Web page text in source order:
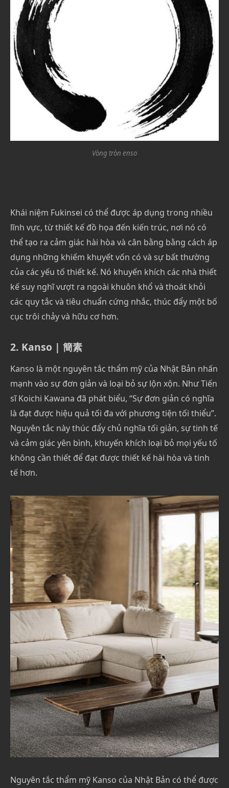
Vòng tròn enso
Khái niệm Fukinsei có thể được áp dụng trong nhiều
lĩnh vực, từ thiết kế đồ họa đến kiến ​​trúc, nơi nó có
thể tạo ra cảm giác hài hòa và cân bằng bằng cách áp
dụng những khiếm khuyết vốn có và sự bất thường
của các yếu tố thiết kế. Nó khuyến khích các nhà thiết
kế suy nghĩ vượt ra ngoài khuôn khổ và thoát khỏi
các quy tắc và tiêu chuẩn cứng nhắc, thúc đẩy một bố
cục trôi chảy và hữu cơ hơn.
2. Kanso | 簡素
Kanso là một nguyên tắc thẩm mỹ của Nhật Bản nhấn
mạnh vào sự đơn giản và loại bỏ sự lộn xộn. Như Tiến
sĩ Koichi Kawana đã phát biểu, “Sự đơn giản có nghĩa
là đạt được hiệu quả tối đa với phương tiện tối thiểu”.
Nguyên tắc này thúc đẩy chủ nghĩa tối giản, sự tinh tế
và cảm giác yên bình, khuyến khích loại bỏ mọi yếu tố
không cần thiết để đạt được thiết kế hài hòa và tinh
tế hơn.
Nguyên tắc thẩm mỹ Kanso của Nhật Bản có thể được